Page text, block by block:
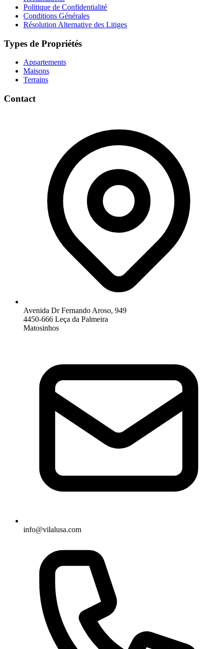
Politique de Confidentialité
Conditions Générales
Résolution Alternative des Litiges
Types de Propriétés
Appartements
Maisons
Terrains
Contact
Avenida Dr Fernando Aroso, 949
4450-666 Leça da Palmeira
Matosinhos
info@vilalusa.com